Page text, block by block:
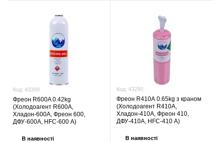
Код: 43399
Фреон R600A 0.42kg
(Холодоагент R600A,
Хладон-600A, Фреон 600,
ДФУ-600A, HFC-600 А)
В наявності
Код: 43290
Фреон R410А 0.65kg з краном
(Холодоагент R410А,
Хладон-410А, Фреон 410,
ДФУ-410А, HFC-410 А)
В наявності